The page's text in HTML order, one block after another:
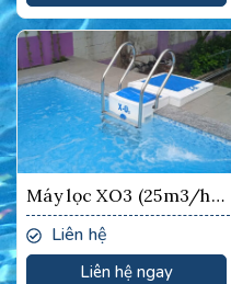
Máy lọc XO3 (25m3/h)
không xử dụng hóa
chất
Liên hệ
Liên hệ ngay